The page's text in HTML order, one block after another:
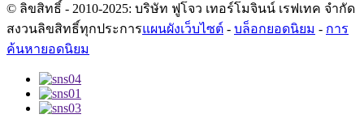
© ลิขสิทธิ์ - 2010-2025: บริษัท ฟูโจว เทอร์โมจินน์ เรฟเทค จำกัด
สงวนลิขสิทธิ์ทุกประการแผนผังเว็บไซต์ - บล็อกยอดนิยม - การ
ค้นหายอดนิยม